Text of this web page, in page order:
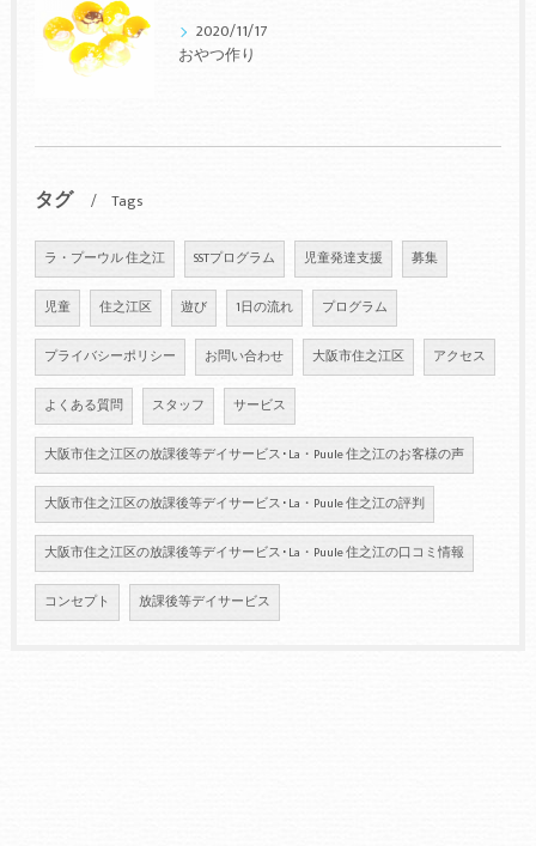
2020/11/17
おやつ作り
タグ Tags
ラ・プーウル 住之江 SSTプログラム 児童発達支援 募集
児童 住之江区 遊び 1日の流れ プログラム
プライバシーポリシー お問い合わせ 大阪市住之江区 アクセス
よくある質問 スタッフ サービス
大阪市住之江区の放課後等デイサービス･La・Puule 住之江のお客様の声
大阪市住之江区の放課後等デイサービス･La・Puule 住之江の評判
大阪市住之江区の放課後等デイサービス･La・Puule 住之江の口コミ情報
コンセプト 放課後等デイサービス